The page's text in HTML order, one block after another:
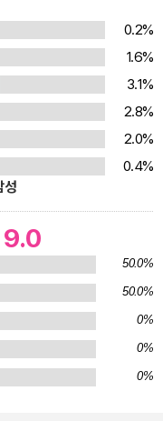
지만 각박한 정도가 아니
아무것도 하지 않는 쓸모
영위하는 것만으로도 자
면, 그건 어떤 기분일까?
대한 끝이 없는 갈망, 그
자주 나오는 소재들이다.
능이 개인 맞춤형으로 보
륭하게 따져 볼 수 있다.
구입하는 사람)의 마음에
다) 치킨과 맥주
배고파지는 소설. 그러나
이 이렇게 어려웠단 말인
각종 폭력을 일상 속에서
토리
속 인간들은 살던 행성을
자연이 회복되자 되돌아
0.2%
1.6%
3.1%
2.8%
2.0%
0.4%
성
9.0
50.0%
50.0%
0%
0%
0%